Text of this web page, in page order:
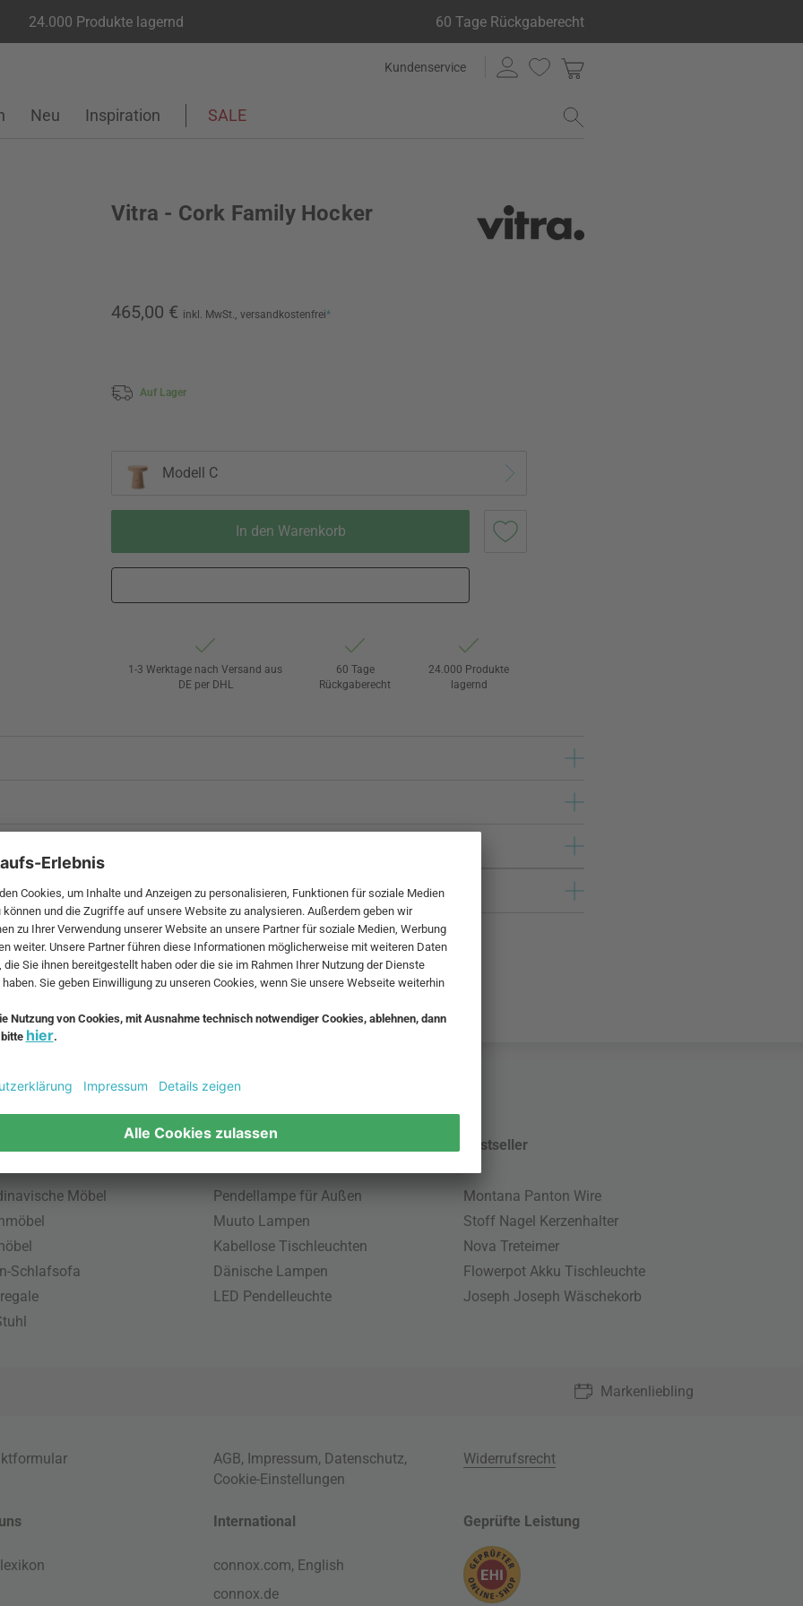
24.000 Produkte lagernd 60 Tage Rückgaberecht
Kundenservice
Neu Inspiration SALE
Vitra - Cork Family Hocker
465,00 € inkl. MwSt., versandkostenfrei*
Auf Lager
Modell C
In den Warenkorb
1-3 Werktage nach Versand aus
DE per DHL
60 Tage
Rückgaberecht
24.000 Produkte
lagernd
und zzgl.Versandkosten.
Möbel
Schlafsofa
Beliebte Leuchten
Pendellampe für Außen
Muuto Lampen
Kabellose Tischleuchten
Dänische Lampen
LED Pendelleuchte
Bestseller
Montana Panton Wire
Stoff Nagel Kerzenhalter
Nova Treteimer
Flowerpot Akku Tischleuchte
Joseph Joseph Wäschekorb
Markenliebling
AGB, Impressum, Datenschutz,
Cookie-Einstellungen
Widerrufsrecht
International
connox.com, English
connox.de
Geprüfte Leistung